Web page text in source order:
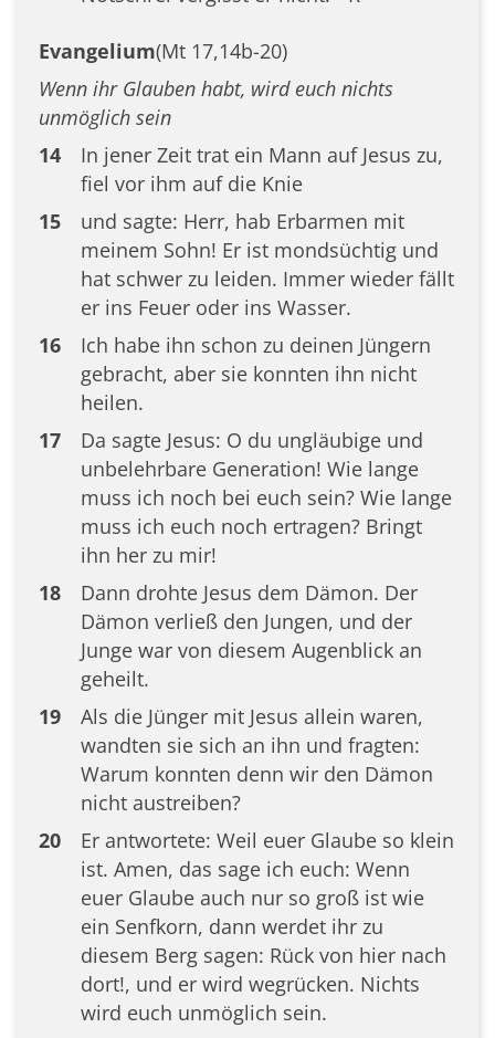
Evangelium(Mt 17,14b-20)
Wenn ihr Glauben habt, wird euch nichts
unmöglich sein
14
In jener Zeit trat ein Mann auf Jesus zu,
fiel vor ihm auf die Knie
15
und sagte: Herr, hab Erbarmen mit
meinem Sohn! Er ist mondsüchtig und
hat schwer zu leiden. Immer wieder fällt
er ins Feuer oder ins Wasser.
16
Ich habe ihn schon zu deinen Jüngern
gebracht, aber sie konnten ihn nicht
heilen.
17
Da sagte Jesus: O du ungläubige und
unbelehrbare Generation! Wie lange
muss ich noch bei euch sein? Wie lange
muss ich euch noch ertragen? Bringt
ihn her zu mir!
18
Dann drohte Jesus dem Dämon. Der
Dämon verließ den Jungen, und der
Junge war von diesem Augenblick an
geheilt.
19
Als die Jünger mit Jesus allein waren,
wandten sie sich an ihn und fragten:
Warum konnten denn wir den Dämon
nicht austreiben?
20
Er antwortete: Weil euer Glaube so klein
ist. Amen, das sage ich euch: Wenn
euer Glaube auch nur so groß ist wie
ein Senfkorn, dann werdet ihr zu
diesem Berg sagen: Rück von hier nach
dort!, und er wird wegrücken. Nichts
wird euch unmöglich sein.